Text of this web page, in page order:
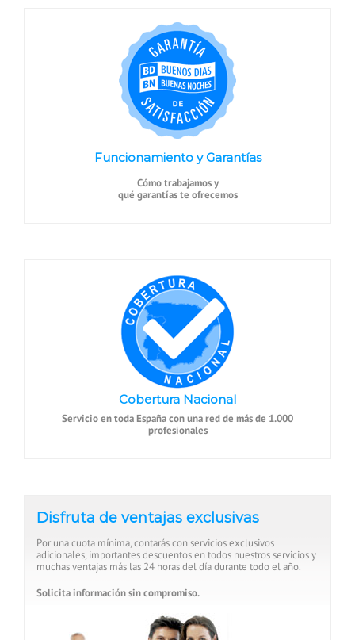
Funcionamiento y Garantías
Cómo trabajamos y
qué garantías te ofrecemos
Cobertura Nacional
Servicio en toda España con una red de más de 1.000
profesionales
Disfruta de ventajas exclusivas
Por una cuota mínima, contarás con servicios exclusivos
adicionales, importantes descuentos en todos nuestros servicios y
muchas ventajas más las 24 horas del día durante todo el año.
Solicita información sin compromiso.